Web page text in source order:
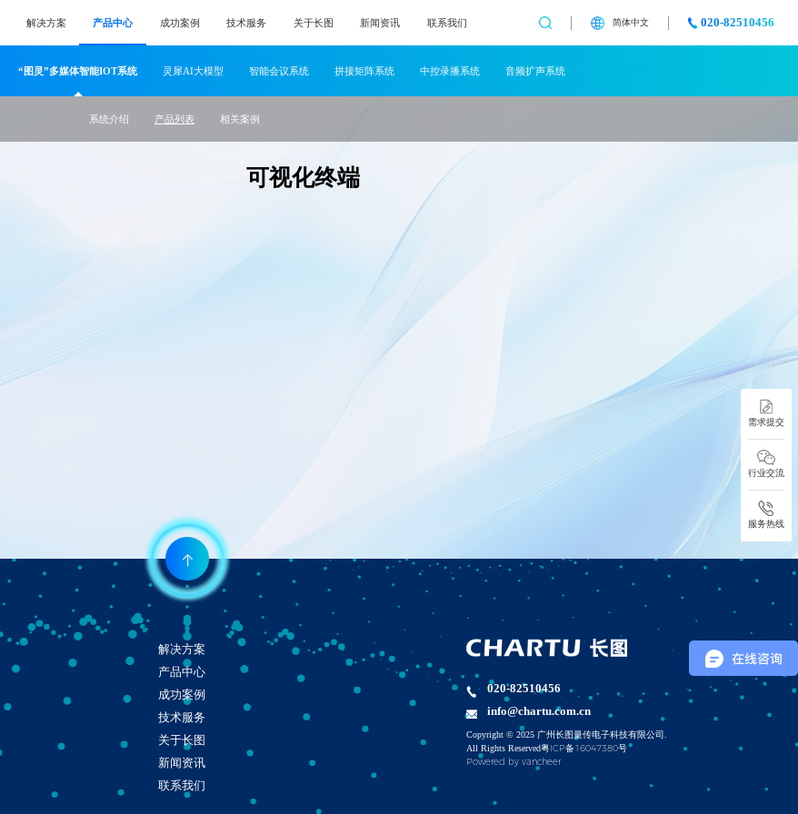
解决方案 产品中心 成功案例 技术服务 关于长图 新闻资讯 联系我们 简体中文 020-82510456
“图灵”多媒体智能IOT系统 灵犀AI大模型 智能会议系统 拼接矩阵系统 中控录播系统 音频扩声系统
系统介绍 产品列表 相关案例
可视化终端
解决方案
产品中心
成功案例
技术服务
关于长图
新闻资讯
联系我们
020-82510456
info@chartu.com.cn
Copyright © 2025 广州长图量传电子科技有限公司.
All Rights Reserved粤ICP备16047380号
Powered by vancheer
需求提交
行业交流
服务热线